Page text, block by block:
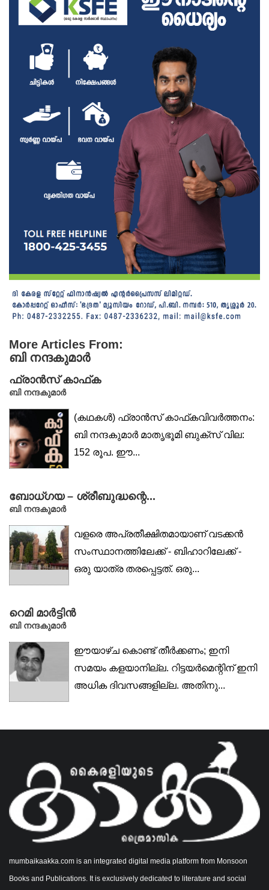
More Articles From:
ബി നന്ദകുമാർ
ഫ്രാൻസ് കാഫ്‌ക
ബി നന്ദകുമാർ
(കഥകൾ) ഫ്രാൻസ് കാഫ്‌കവിവർത്തനം:
ബി നന്ദകുമാർ മാതൃഭൂമി ബുക്‌സ് വില:
152 രൂപ. ഈ...
ബോധ്‌ഗയ – ശ്രീബുദ്ധന്റെ...
ബി നന്ദകുമാർ
വളരെ അപ്രതീക്ഷിതമായാണ് വടക്കൻ
സംസ്ഥാനത്തിലേക്ക് - ബിഹാറിലേക്ക് -
ഒരു യാത്ര തരപ്പെട്ടത്. ഒരു...
റെമി മാർട്ടിൻ
ബി നന്ദകുമാർ
ഈയാഴ്ച കൊണ്ട് തീർക്കണം; ഇനി
സമയം കളയാനില്ല. റിട്ടയർമെന്റിന് ഇനി
അധിക ദിവസങ്ങളില്ല. അതിനു...
mumbaikaakka.com is an integrated digital media platform from Monsoon
Books and Publications. It is exclusively dedicated to literature and social